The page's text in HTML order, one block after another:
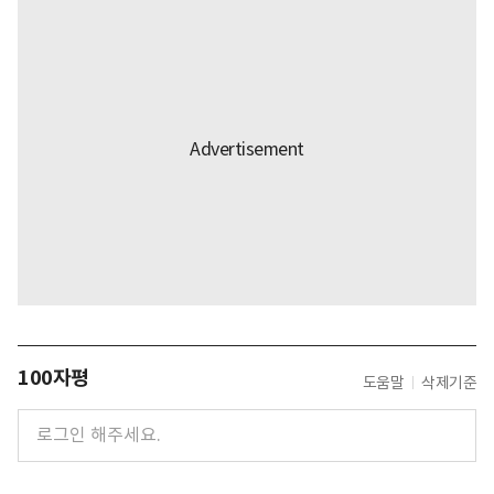
100자평 도움말 삭제기준